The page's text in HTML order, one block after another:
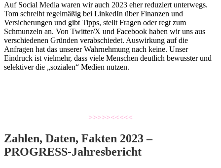
Auf Social Media waren wir auch 2023 eher reduziert unterwegs.
Tom schreibt regelmäßig bei LinkedIn über Finanzen und
Versicherungen und gibt Tipps, stellt Fragen oder regt zum
Schmunzeln an. Von Twitter/X und Facebook haben wir uns aus
verschiedenen Gründen verabschiedet. Auswirkung auf die
Anfragen hat das unserer Wahrnehmung nach keine. Unser
Eindruck ist vielmehr, dass viele Menschen deutlich bewusster und
selektiver die „sozialen“ Medien nutzen.
>>>>><<<<<
Zahlen, Daten, Fakten 2023 –
PROGRESS-Jahresbericht